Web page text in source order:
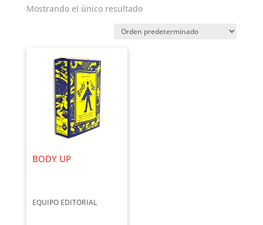
Mostrando el único resultado
BODY UP
EQUIPO EDITORIAL